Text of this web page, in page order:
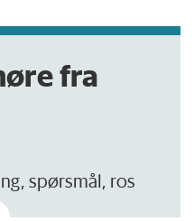
fra
spørsmål, ros
noe vi bør skrive